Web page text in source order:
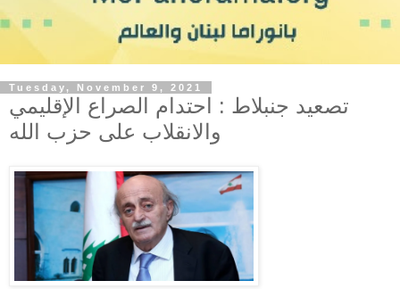
Tuesday, November 9, 2021
تصعيد جنبلاط : احتدام الصراع الإقليمي
والانقلاب على حزب الله